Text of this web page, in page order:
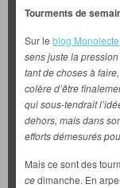
Tourments de
Sur le blog Monolecte
sens juste la
tant de choses à
colère d’être
qui sous-tendrait
dehors, mais dans
efforts démesurés
Mais ce sont des
cedimanche. En